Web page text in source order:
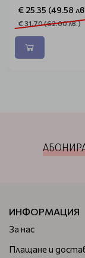
€ 25.35 (49.58
€ 31.70 (62.00 лв.)
ИНФОРМАЦИЯ
За нас
Плащане и